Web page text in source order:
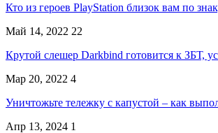
Кто из героев PlayStation близок вам по
Май 14, 2022 22
Крутой слешер Darkbind готовится к ЗБТ,
Мар 20, 2022 4
Уничтожьте тележку с капустой – как
Апр 13, 2024 1